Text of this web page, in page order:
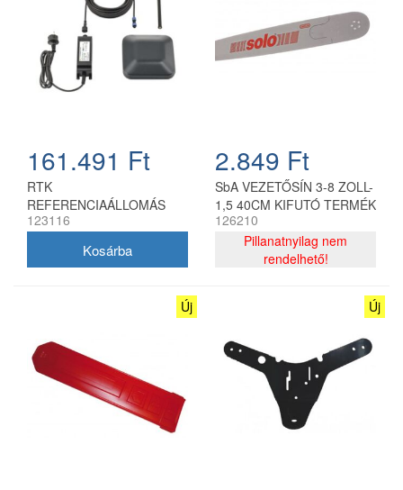
161.491 Ft
RTK
REFERENCIAÁLLOMÁS
123116
2.849 Ft
SbA VEZETŐSÍN 3-8 ZOLL-
1,5 40CM KIFUTÓ TERMÉK
126210
Pillanatnyilag nem
rendelhető!
Új Új